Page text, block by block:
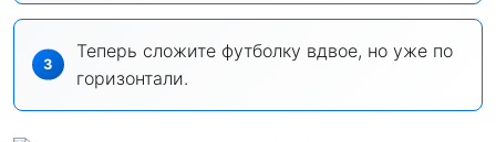
Теперь сложите футболку вдвое, но уже по
горизонтали.